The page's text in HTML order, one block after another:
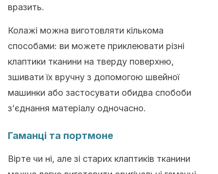
вразить.
Колажі можна виготовляти кількома
способами: ви можете приклеювати різні
клаптики тканини на тверду поверхню,
зшивати їх вручну з допомогою швейної
машинки або застосувати обидва спобоби
з’єднання матеріалу одночасно.
Гаманці та портмоне
Вірте чи ні, але зі старих клаптиків тканини